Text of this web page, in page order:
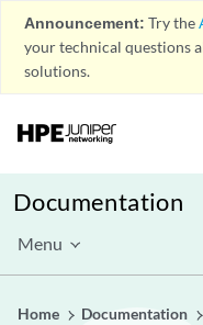
Announcement: Try the
your technical questions
solutions.
Documentation
Menu
Home Documentation